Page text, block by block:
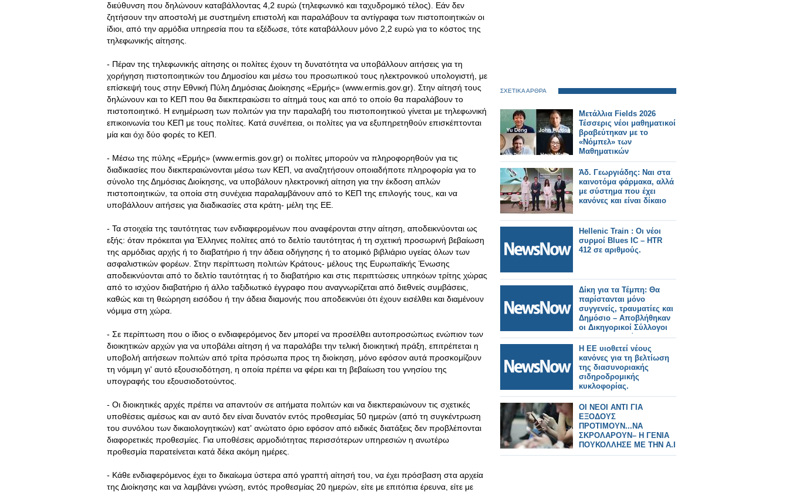
διεύθυνση που δηλώνουν καταβάλλοντας 4,2 ευρώ (τηλεφωνικό και ταχυδρομικό τέλος). Εάν δεν
ζητήσουν την αποστολή με συστημένη επιστολή και παραλάβουν τα αντίγραφα των πιστοποιητικών οι
ίδιοι, από την αρμόδια υπηρεσία που τα εξέδωσε, τότε καταβάλλουν μόνο 2,2 ευρώ για το κόστος της
τηλεφωνικής αίτησης.
- Πέραν της τηλεφωνικής αίτησης οι πολίτες έχουν τη δυνατότητα να υποβάλλουν αιτήσεις για τη
χορήγηση πιστοποιητικών του Δημοσίου και μέσω του προσωπικού τους ηλεκτρονικού υπολογιστή, με
επίσκεψή τους στην Εθνική Πύλη Δημόσιας Διοίκησης «Ερμής» (www.ermis.gov.gr). Στην αίτησή τους
δηλώνουν και το ΚΕΠ που θα διεκπεραιώσει το αίτημά τους και από το οποίο θα παραλάβουν το
πιστοποιητικό. Η ενημέρωση των πολιτών για την παραλαβή του πιστοποιητικού γίνεται με τηλεφωνική
επικοινωνία του ΚΕΠ με τους πολίτες. Κατά συνέπεια, οι πολίτες για να εξυπηρετηθούν επισκέπτονται
μία και όχι δύο φορές το ΚΕΠ.
- Μέσω της πύλης «Ερμής» (www.ermis.gov.gr) οι πολίτες μπορούν να πληροφορηθούν για τις
διαδικασίες που διεκπεραιώνονται μέσω των ΚΕΠ, να αναζητήσουν οποιαδήποτε πληροφορία για το
σύνολο της Δημόσιας Διοίκησης, να υποβάλουν ηλεκτρονική αίτηση για την έκδοση απλών
πιστοποιητικών, τα οποία στη συνέχεια παραλαμβάνουν από το ΚΕΠ της επιλογής τους, και να
υποβάλλουν αιτήσεις για διαδικασίες στα κράτη- μέλη της ΕΕ.
- Τα στοιχεία της ταυτότητας των ενδιαφερομένων που αναφέρονται στην αίτηση, αποδεικνύονται ως
εξής: όταν πρόκειται για Έλληνες πολίτες από το δελτίο ταυτότητας ή τη σχετική προσωρινή βεβαίωση
της αρμόδιας αρχής ή το διαβατήριο ή την άδεια οδήγησης ή το ατομικό βιβλιάριο υγείας όλων των
ασφαλιστικών φορέων. Στην περίπτωση πολιτών Κράτους- μέλους της Ευρωπαϊκής Ένωσης
αποδεικνύονται από το δελτίο ταυτότητας ή το διαβατήριο και στις περιπτώσεις υπηκόων τρίτης χώρας
από το ισχύον διαβατήριο ή άλλο ταξιδιωτικό έγγραφο που αναγνωρίζεται από διεθνείς συμβάσεις,
καθώς και τη θεώρηση εισόδου ή την άδεια διαμονής που αποδεικνύει ότι έχουν εισέλθει και διαμένουν
νόμιμα στη χώρα.
- Σε περίπτωση που ο ίδιος ο ενδιαφερόμενος δεν μπορεί να προσέλθει αυτοπροσώπως ενώπιον των
διοικητικών αρχών για να υποβάλει αίτηση ή να παραλάβει την τελική διοικητική πράξη, επιτρέπεται η
υποβολή αιτήσεων πολιτών από τρίτα πρόσωπα προς τη διοίκηση, μόνο εφόσον αυτά προσκομίζουν
τη νόμιμη γι' αυτό εξουσιοδότηση, η οποία πρέπει να φέρει και τη βεβαίωση του γνησίου της
υπογραφής του εξουσιοδοτούντος.
- Οι διοικητικές αρχές πρέπει να απαντούν σε αιτήματα πολιτών και να διεκπεραιώνουν τις σχετικές
υποθέσεις αμέσως και αν αυτό δεν είναι δυνατόν εντός προθεσμίας 50 ημερών (από τη συγκέντρωση
του συνόλου των δικαιολογητικών) κατ' ανώτατο όριο εφόσον από ειδικές διατάξεις δεν προβλέπονται
διαφορετικές προθεσμίες. Για υποθέσεις αρμοδιότητας περισσότερων υπηρεσιών η ανωτέρω
προθεσμία παρατείνεται κατά δέκα ακόμη ημέρες.
- Κάθε ενδιαφερόμενος έχει το δικαίωμα ύστερα από γραπτή αίτησή του, να έχει πρόσβαση στα αρχεία
της Διοίκησης και να λαμβάνει γνώση, εντός προθεσμίας 20 ημερών, είτε με επιτόπια έρευνα, είτε με
ΣΧΕΤΙΚΑ ΑΡΘΡΑ
Μετάλλια Fields 2026
Τέσσερις νέοι μαθηματικοί
βραβεύτηκαν με το
«Νόμπελ» των
Μαθηματικών
Άδ. Γεωργιάδης: Ναι στα
καινοτόμα φάρμακα, αλλά
με σύστημα που έχει
κανόνες και είναι δίκαιο
Hellenic Train : Οι νέοι
συρμοί Blues IC – HTR
412 σε αριθμούς.
Δίκη για τα Τέμπη: Θα
παρίστανται μόνο
συγγενείς, τραυματίες και
Δημόσιο – Αποβλήθηκαν
οι Δικηγορικοί Σύλλογοι
και το σωματείο των
μηχανοδηγών.
Η ΕΕ υιοθετεί νέους
κανόνες για τη βελτίωση
της διασυνοριακής
σιδηροδρομικής
κυκλοφορίας.
ΟΙ ΝΕΟΙ ΑΝΤΙ ΓΙΑ
ΕΞΟΔΟΥΣ
ΠΡΟΤΙΜΟΥΝ...ΝΑ
ΣΚΡΟΛΑΡΟΥΝ– Η ΓΕΝΙΑ
ΠΟΥΚΟΛΛΗΣΕ ΜΕ ΤΗΝ A.I
ΠΑΡΑ ΣΕ ΑΝΘΡΩΠΟΥΣς